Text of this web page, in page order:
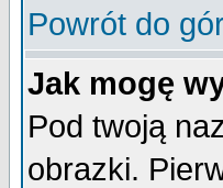
Powrót do
Jak mogę
Pod twoją
obrazki.